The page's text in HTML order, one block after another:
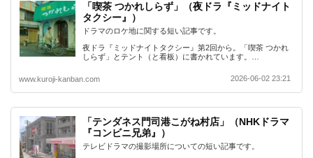
「喫茶 つかれしらず」（夜ドラ『ミッドナイト
タクシー』）
ドラマのロケ地に関する短い記事です。
夜ドラ『ミッドナイトタクシー』第2回から。「喫茶 つかれ
しらず」とテント（と看板）に書かれています。…
www.kuroji-kanban.com 2026-06-02 23:21
「テンダネス門司港こがね村店」（NHKドラマ
『コンビニ兄弟』）
テレビドラマの撮影場所についての短い記事です。